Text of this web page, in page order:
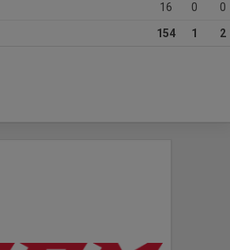
16 0 0
154 1 2